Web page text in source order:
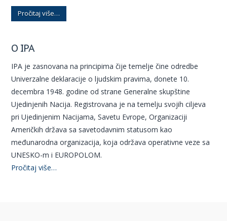
Pročitaj više…
O IPA
IPA je zasnovana na principima čije temelje čine odredbe
Univerzalne deklaracije o ljudskim pravima, donete 10.
decembra 1948. godine od strane Generalne skupštine
Ujedinjenih Nacija. Registrovana je na temelju svojih ciljeva
pri Ujedinjenim Nacijama, Savetu Evrope, Organizaciji
Američkih država sa savetodavnim statusom kao
međunarodna organizacija, koja održava operativne veze sa
UNESKO-m i EUROPOLOM.
Pročitaj više…